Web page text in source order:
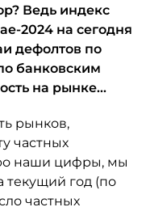
Ведь индекс
2024 на сегодня
дефолтов по
банковским
на рынке...
рынков,
частных
наши цифры, мы
текущий год (по
частных